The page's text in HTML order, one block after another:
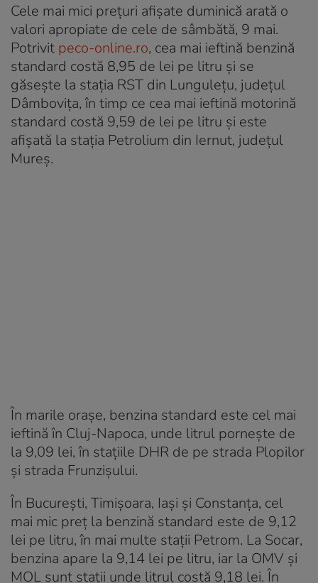
Cele mai mici prețuri afișate duminică arată o
valori apropiate de cele de sâmbătă, 9 mai.
Potrivit peco-online.ro, cea mai ieftină benzină
standard costă 8,95 de lei pe litru și se
găsește la stația RST din Lungulețu, județul
Dâmbovița, în timp ce cea mai ieftină motorină
standard costă 9,59 de lei pe litru și este
afișată la stația Petrolium din Iernut, județul
Mureș.
În marile orașe, benzina standard este cel mai
ieftină în Cluj-Napoca, unde litrul pornește de
la 9,09 lei, în stațiile DHR de pe strada Plopilor
și strada Frunzișului.
În București, Timișoara, Iași și Constanța, cel
mai mic preț la benzină standard este de 9,12
lei pe litru, în mai multe stații Petrom. La Socar,
benzina apare la 9,14 lei pe litru, iar la OMV și
MOL sunt stații unde litrul costă 9,18 lei. În